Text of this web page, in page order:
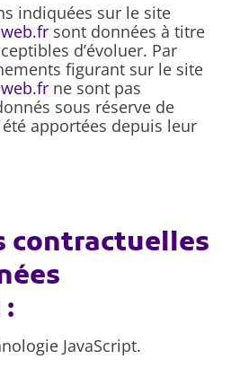
indiquées sur le site
sont données à titre
d’évoluer. Par
figurant sur le site
ne sont pas
sous réserve de
apportées depuis leur
contractuelles
JavaScript.